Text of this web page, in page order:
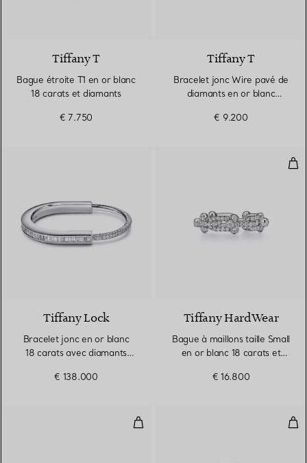
Tiffany T
Bague étroite T1 en or blanc
18 carats et diamants
€ 7.750
Tiffany T
Bracelet jonc Wire pavé de
diamants en or blanc
€ 9.200
Tiffany Lock
Bracelet jonc en or blanc
18 carats avec diamants
€ 138.000
Tiffany HardWear
Bague à maillons taille Small
en or blanc 18 carats et
€ 16.800
Bague à maillons taille Small en